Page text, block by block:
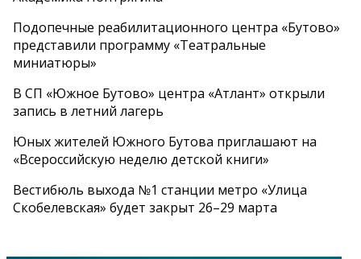
Подопечные реабилитационного центра «Бутово»
представили программу «Театральные
миниатюры»
В СП «Южное Бутово» центра «Атлант» открыли
запись в летний лагерь
Юных жителей Южного Бутова приглашают на
«Всероссийскую неделю детской книги»
Вестибюль выхода №1 станции метро «Улица
Скобелевская» будет закрыт 26–29 марта